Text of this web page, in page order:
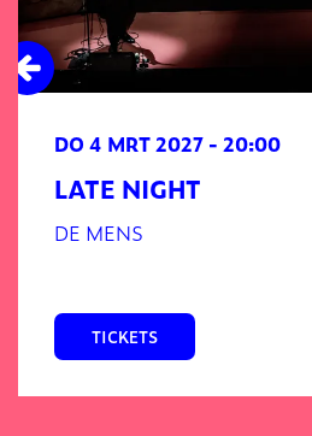
LATE NIGHT
DE MENS
DO 4 MRT 2027 - 20:00
TICKETS